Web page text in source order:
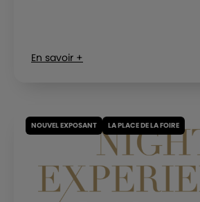
En savoir +
NOUVEL EXPOSANT LA PLACE DE LA FOIRE